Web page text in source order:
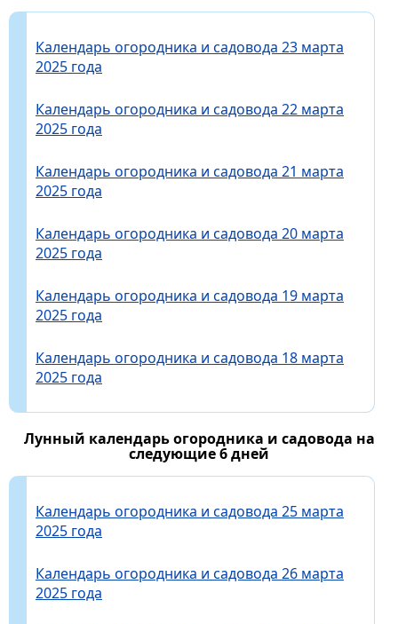
Календарь огородника и садовода 23 марта
2025 года
Календарь огородника и садовода 22 марта
2025 года
Календарь огородника и садовода 21 марта
2025 года
Календарь огородника и садовода 20 марта
2025 года
Календарь огородника и садовода 19 марта
2025 года
Календарь огородника и садовода 18 марта
2025 года
Лунный календарь огородника и садовода на
следующие 6 дней
Календарь огородника и садовода 25 марта
2025 года
Календарь огородника и садовода 26 марта
2025 года